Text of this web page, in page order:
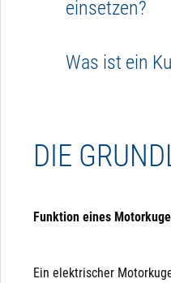
einsetzen?
Spannung benötigt,
Was ist ein
mithilfe einer
pneumatischen
DIE
Funktion eines
Ein elektrischer